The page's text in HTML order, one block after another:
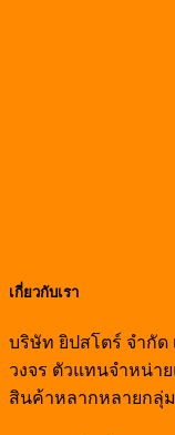
เกี่ยวกับเรา
บริษัท ยิปสโตร์ จำกัด
วงจร ตัวแทนจำหน่า
สินค้าหลากหลายกลุ่ม